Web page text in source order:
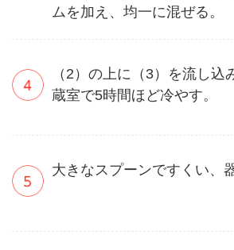
ムを加え、均一に混ぜる。
（2）の上に（3）を流し込
蔵室で5時間ほど冷やす。
大きなスプーンですくい、